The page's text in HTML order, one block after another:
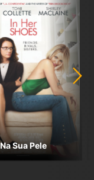
Na Sua Pele